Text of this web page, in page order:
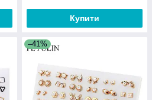
Купити
–41%